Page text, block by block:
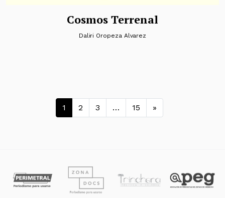
Cosmos Terrenal
Daliri Oropeza Alvarez
Navegación de entradas
1 2 3 … 15 »